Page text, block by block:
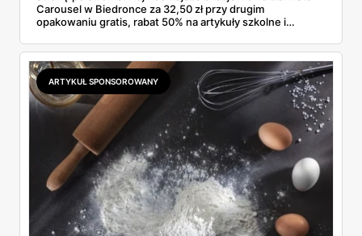
Carousel w Biedronce za 32,50 zł przy drugim
opakowaniu gratis, rabat 50% na artykuły szkolne i
2,99 zł za kilogram, ale wyłącznie w sobotę z aplikacją. Aldi
odpowiada masłem za 2,99 zł. Werdykt w skrócie:
najwięcej wyciśniesz z Biedronki, po świeże warzywa jedź
do Aldi.
ARTYKUŁ SPONSOROWANY